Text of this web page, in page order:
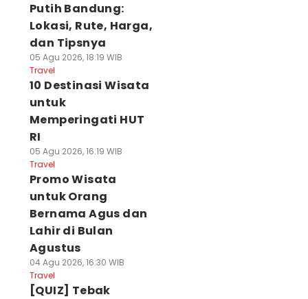
Putih Bandung:
Lokasi, Rute, Harga,
dan Tipsnya
05 Agu 2026, 18:19 WIB
Travel
10 Destinasi Wisata
untuk
Memperingati HUT
RI
05 Agu 2026, 16:19 WIB
Travel
Promo Wisata
untuk Orang
Bernama Agus dan
Lahir di Bulan
Agustus
04 Agu 2026, 16:30 WIB
Travel
[QUIZ] Tebak